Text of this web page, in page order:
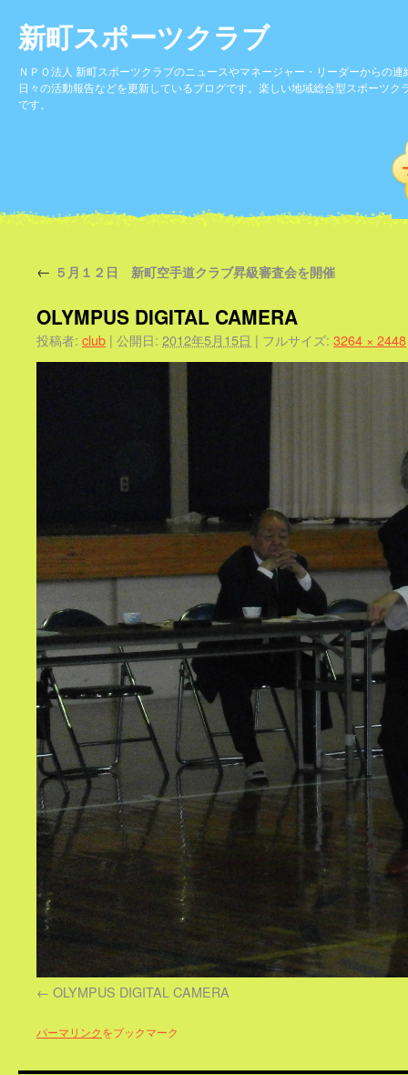
新町スポーツクラブ
ＮＰＯ法人 新町スポーツクラブのニュースやマネージャー・リーダーからの連
日々の活動報告などを更新しているブログです。楽しい地域総合型スポーツク
です。
← ５月１２日 新町空手道クラブ昇級審査会を開催
OLYMPUS DIGITAL CAMERA
投稿者: club | 公開日: 2012年5月15日 | フルサイズ: 3264 × 2448
OLYMPUS DIGITAL CAMERA
パーマリンクをブックマーク